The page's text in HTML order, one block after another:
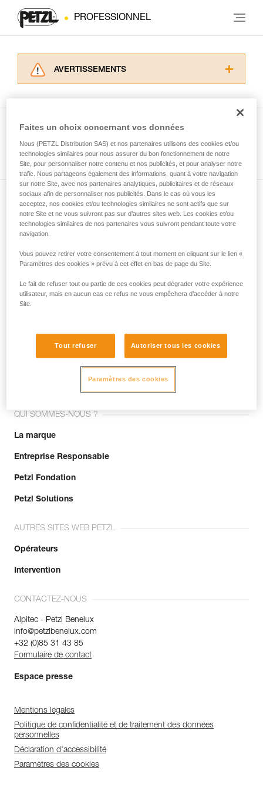
PROFESSIONNEL
AVERTISSEMENTS
informations de la notice technique pour
d’informations.
Maîtriser ces techniques nécessite une
formation et un entraînement spécifique. Validez
avec un professionnel votre capacité à refaire
la manipulation, seul, en toute sécurité, avant
de la reproduire en autonomie.
Nous donnons des exemples de techniques
Voir tous les conseils
Abonnez-vous à la newsletter
et restez connecté à notre actualité
Email *
Rejoignez la communauté !
QUI SOMMES-NOUS ?
La marque
Entreprise Responsable
Petzl Fondation
Petzl Solutions
AUTRES SITES WEB PETZL
Opérateurs
Intervention
CONTACTEZ-NOUS
Alpitec - Petzl Benelux
info@petzlbenelux.com
+32 (0)85 31 43 85
Formulaire de contact
Espace presse
Mentions légales
Politique de confidentialité et de traitement des données
personnelles
Déclaration d'accessibilité
Paramètres des cookies
Faites un choix concernant vos données
Nous (PETZL Distribution SAS) et nos partenaires utilisons des cookies et/ou
technologies similaires pour nous assurer du bon fonctionnement de notre
Site, pour personnaliser notre contenu et nos publicités, et pour analyser notre
trafic. Nous partageons également des informations, quant à votre navigation
sur notre Site, avec nos partenaires analytiques, publicitaires et de réseaux
sociaux afin de personnaliser nos publicités. Dans le cas où vous les
acceptez, nos cookies et/ou technologies similaires ne sont actifs que sur
notre Site et ne vous suivront pas sur d’autres sites web. Les cookies et/ou
technologies similaires de nos partenaires vous suivront pendant toute votre
navigation.
Vous pouvez retirer votre consentement à tout moment en cliquant sur le lien «
Paramètres des cookies » prévu à cet effet en bas de page du Site.
Le fait de refuser tout ou partie de ces cookies peut dégrader votre expérience
utilisateur, mais en aucun cas ce refus ne vous empêchera d’accéder à notre
Site.
Tout refuser Autoriser tous les cookies
Paramètres des cookies